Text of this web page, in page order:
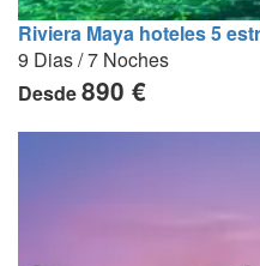
Riviera Maya hoteles 5
9 Dias / 7 Noches
Desde890 €